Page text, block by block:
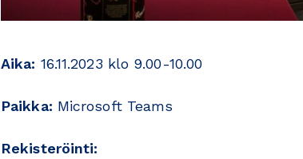
Aika: 16.11.2023 klo 9.00-10.00
Paikka: Microsoft Teams
Rekisteröinti: